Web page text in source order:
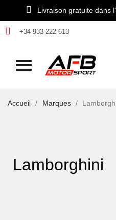
Livraison gratuite dans
+34 933 222 613
Accueil Marques
Lamborghini